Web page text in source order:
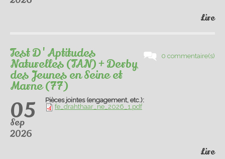
Lire
0 commentaire(s)
Test D'Aptitudes
Naturelles (TAN) + Derby
des Jeunes en Seine et
Marne (77)
05
Sep
2026
Pièces jointes (engagement, etc.):
fe_drahthaar_ne_2026_1.pdf
Lire